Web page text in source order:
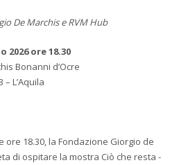
De Marchis e RVM Hub
ore 18.30
Bonanni d’Ocre
L’Aquila
ore 18.30, la Fondazione Giorgio de
di ospitare la mostra Ciò che resta -